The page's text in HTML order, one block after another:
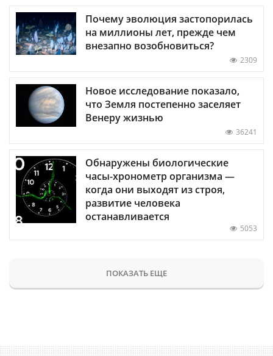
Почему эволюция застопорилась
на миллионы лет, прежде чем
внезапно возобновиться?
2309
Новое исследование показало,
что Земля постепенно заселяет
Венеру жизнью
36241
Обнаружены биологические
часы-хронометр организма —
когда они выходят из строя,
развитие человека
останавливается
5053
ПОКАЗАТЬ ЕЩЕ